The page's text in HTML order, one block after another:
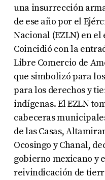
una insurrección
de ese año por el
Nacional (EZLN) en el
Coincidió con la
Libre Comercio de
que simbolizó para
para los derechos y
indígenas. El EZLN
cabeceras
de las Casas,
Ocosingo y Chanal,
gobierno mexicano y
reivindicación de